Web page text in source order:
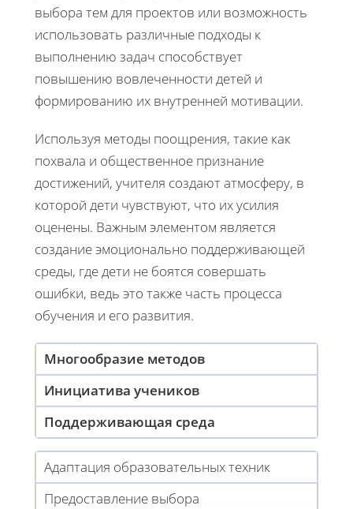
выбора тем для проектов или возможность
использовать различные подходы к
выполнению задач способствует
повышению вовлеченности детей и
формированию их внутренней мотивации.
Используя методы поощрения, такие как
похвала и общественное признание
достижений, учителя создают атмосферу, в
которой дети чувствуют, что их усилия
оценены. Важным элементом является
создание эмоционально поддерживающей
среды, где дети не боятся совершать
ошибки, ведь это также часть процесса
обучения и его развития.
Многообразие методов
Инициатива учеников
Поддерживающая среда
Адаптация образовательных техник
Предоставление выбора